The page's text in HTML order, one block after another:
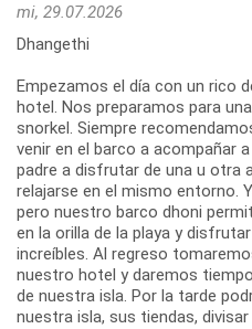
mi, 29.07.2026
Dhangethi
Empezamos el día con un rico
hotel. Nos preparamos para
snorkel. Siempre
venir en el barco a acompañar
padre a disfrutar de una u otra
relajarse en el mismo entorno.
pero nuestro barco dhoni
en la orilla de la playa y
increíbles. Al regreso
nuestro hotel y daremos
de nuestra isla. Por la tarde
nuestra isla, sus tiendas,